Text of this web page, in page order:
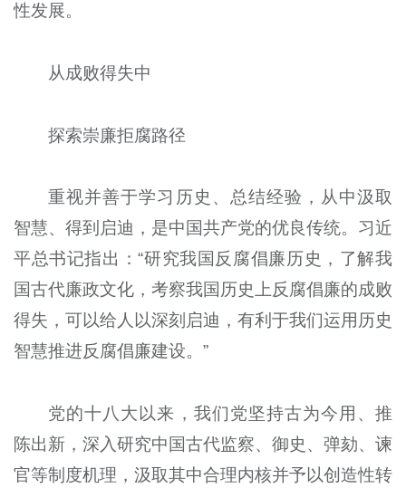
性发展。
从成败得失中
探索崇廉拒腐路径
重视并善于学习历史、总结经验，从中汲取
智慧、得到启迪，是中国共产党的优良传统。习近
平总书记指出：“研究我国反腐倡廉历史，了解我
国古代廉政文化，考察我国历史上反腐倡廉的成败
得失，可以给人以深刻启迪，有利于我们运用历史
智慧推进反腐倡廉建设。”
党的十八大以来，我们党坚持古为今用、推
陈出新，深入研究中国古代监察、御史、弹劾、谏
官等制度机理，汲取其中合理内核并予以创造性转